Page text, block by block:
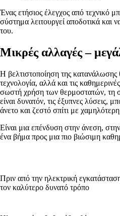
Ένας ετήσιος έλεγχος από τεχνικό
σύστημα λειτουργεί αποδοτικά και
του.
Μικρές αλλαγές –
Η βελτιστοποίηση της
τεχνολογία, αλλά και τις
σωστή χρήση των θερμοστατών, τη
είναι δυνατόν, τις έξυπνες λύσεις,
άνετο και ζεστό σπίτι με
Είναι μια επένδυση στην άνεση,
ένα βήμα προς μια πιο βιώσιμη
Πριν από την ηλεκτρική
τον καλύτερο δυνατό τρόπο